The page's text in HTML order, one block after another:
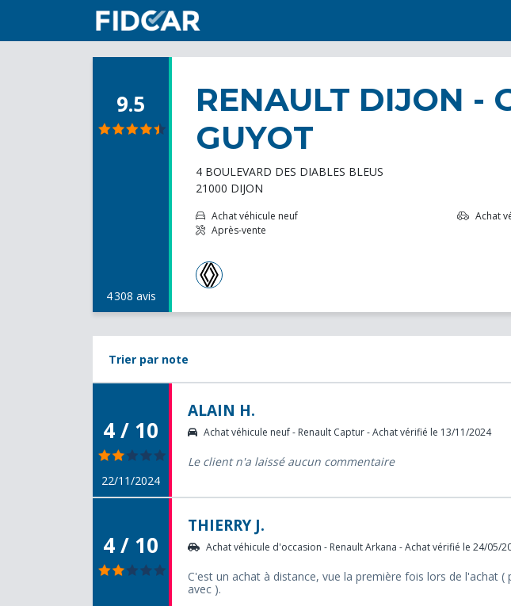
9.5
4 308 avis
RENAULT DIJON -
GUYOT
4 BOULEVARD DES DIABLES BLEUS
21000 DIJON
Achat véhicule neuf
Achat
Après-vente
Trier par note
4 / 10
22/11/2024
ALAIN H.
Achat véhicule neuf - Renault Captur - Achat vérifié le 13/11/2024
Le client n'a laissé aucun commentaire
4 / 10
THIERRY J.
Achat véhicule d'occasion - Renault Arkana - Achat vérifié le 24/05/
C'est un achat à distance, vue la première fois lors de l'achat (
avec ).